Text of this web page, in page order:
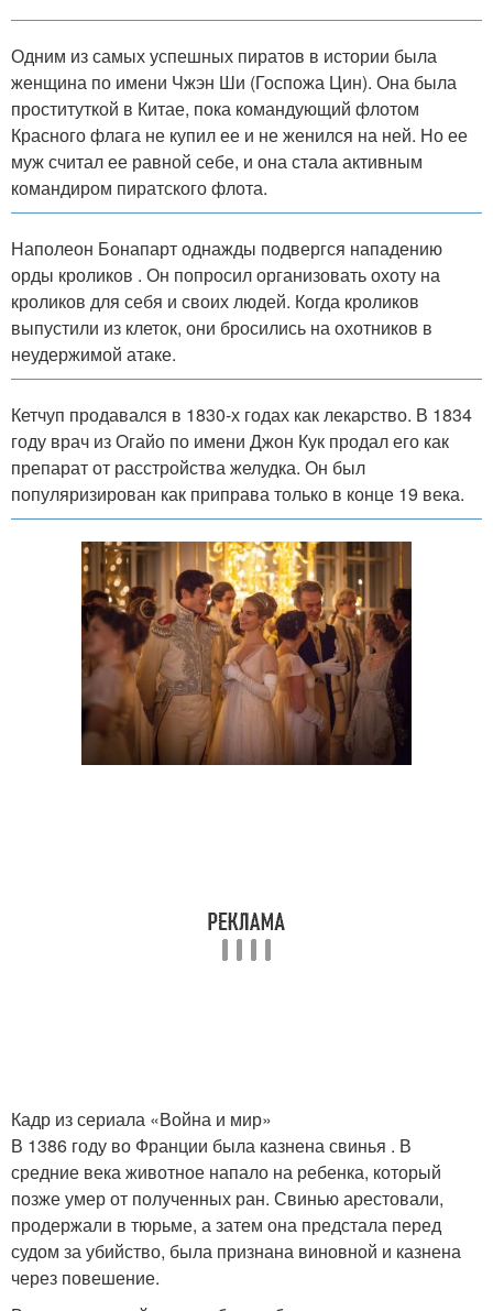
Одним из самых успешных пиратов в истории была
женщина по имени Чжэн Ши (Госпожа Цин). Она была
проституткой в Китае, пока командующий флотом
Красного флага не купил ее и не женился на ней. Но ее
муж считал ее равной себе, и она стала активным
командиром пиратского флота.
Наполеон Бонапарт однажды подвергся нападению
орды кроликов . Он попросил организовать охоту на
кроликов для себя и своих людей. Когда кроликов
выпустили из клеток, они бросились на охотников в
неудержимой атаке.
Кетчуп продавался в 1830-х годах как лекарство. В 1834
году врач из Огайо по имени Джон Кук продал его как
препарат от расстройства желудка. Он был
популяризирован как приправа только в конце 19 века.
Кадр из сериала «Война и мир»
В 1386 году во Франции была казнена свинья . В
средние века животное напало на ребенка, который
позже умер от полученных ран. Свинью арестовали,
продержали в тюрьме, а затем она предстала перед
судом за убийство, была признана виновной и казнена
через повешение.